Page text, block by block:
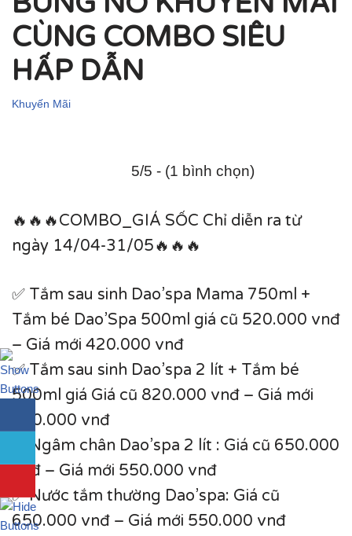
CÙNG COMBO SIÊU
HẤP DẪN
Khuyến Mãi
5/5 - (1 bình chọn)
🔥🔥🔥COMBO_GIÁ SỐC Chỉ diễn ra từ
ngày 14/04-31/05🔥🔥🔥
✅ Tắm sau sinh Dao’spa Mama 750ml +
Tắm bé Dao’Spa 500ml giá cũ 520.000 vnđ
– Giá mới 420.000 vnđ
✅ Tắm sau sinh Dao’spa 2 lít + Tắm bé
500ml giá Giá cũ 820.000 vnđ – Giá mới
620.000 vnđ
✅ Ngâm chân Dao’spa 2 lít : Giá cũ 650.000
vnđ – Giá mới 550.000 vnđ
✅ Nước tắm thường Dao’spa: Giá cũ
650.000 vnđ – Giá mới 550.000 vnđ